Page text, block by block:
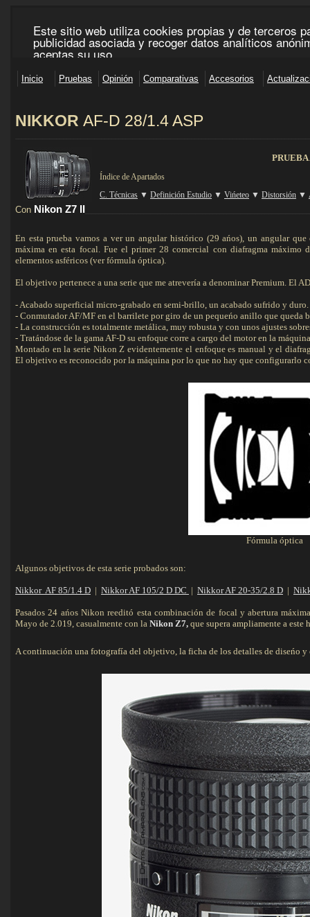
NIKKOR AF-D 28/1.4 ASP
Índice de Apartados
C. Técnicas ▼ Definición Estudio ▼ Vińeteo ▼ Distorsión ▼
Con Nikon Z7 II
En esta prueba vamos a ver un angular histórico (29 ańos), un angular
máxima en esta focal. Fue el primer 28 comercial con diafragma
elementos asféricos (ver fórmula óptica).
El objetivo pertenece a una serie que me atrevería a denominar Premium. El
- Acabado superficial micro-grabado en semi-brillo, un acabado sufrido y duro.
- Conmutador AF/MF en el barrilete por giro de un pequeńo anillo que queda
- La construcción es totalmente metálica, muy robusta y con unos ajustes
- Tratándose de la gama AF-D su enfoque corre a cargo del motor en la
Montado en la serie Nikon Z evidentemente el enfoque es manual y el
El objetivo es reconocido por la máquina por lo que no hay que configurarlo
Fórmula óptica
Algunos objetivos de esta serie probados son:
Nikkor AF 85/1.4 D | Nikkor AF 105/2 D DC | Nikkor AF 20-35/2.8 D |
Pasados 24 ańos Nikon reeditó esta combinación de focal y abertura
Mayo de 2.019, casualmente con la Nikon Z7, que supera ampliamente a este
A continuación una fotografía del objetivo, la ficha de los detalles de diseńo y